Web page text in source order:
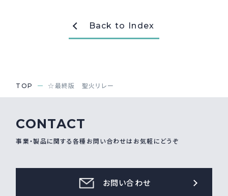
Back to Index
TOP ☆最終版 聖火リレー
CONTACT
事業・製品に関する各種お問い合わせはお気軽にどうぞ
お問い合わせ